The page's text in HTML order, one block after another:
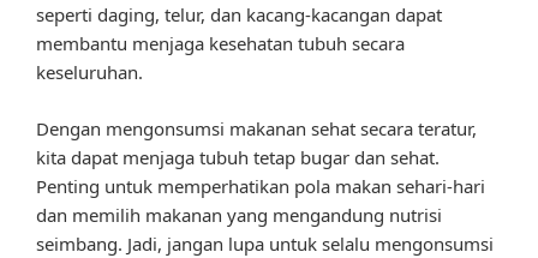
seperti daging, telur, dan kacang-kacangan dapat
membantu menjaga kesehatan tubuh secara
keseluruhan.
Dengan mengonsumsi makanan sehat secara teratur,
kita dapat menjaga tubuh tetap bugar dan sehat.
Penting untuk memperhatikan pola makan sehari-hari
dan memilih makanan yang mengandung nutrisi
seimbang. Jadi, jangan lupa untuk selalu mengonsumsi